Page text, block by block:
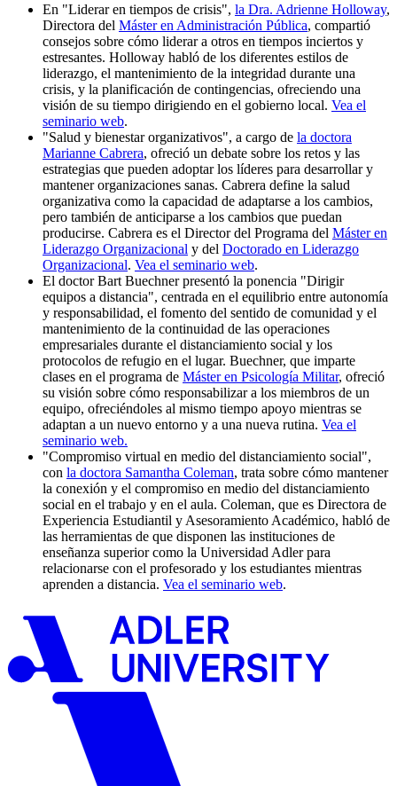
En "Liderar en tiempos de crisis", la Dra. Adrienne Holloway,
Directora del Máster en Administración Pública, compartió
consejos sobre cómo liderar a otros en tiempos inciertos y
estresantes. Holloway habló de los diferentes estilos de
liderazgo, el mantenimiento de la integridad durante una
crisis, y la planificación de contingencias, ofreciendo una
visión de su tiempo dirigiendo en el gobierno local. Vea el
seminario web.
"Salud y bienestar organizativos", a cargo de la doctora
Marianne Cabrera, ofreció un debate sobre los retos y las
estrategias que pueden adoptar los líderes para desarrollar y
mantener organizaciones sanas. Cabrera define la salud
organizativa como la capacidad de adaptarse a los cambios,
pero también de anticiparse a los cambios que puedan
producirse. Cabrera es el Director del Programa del Máster en
Liderazgo Organizacional y del Doctorado en Liderazgo
Organizacional. Vea el seminario web.
El doctor Bart Buechner presentó la ponencia "Dirigir
equipos a distancia", centrada en el equilibrio entre autonomía
y responsabilidad, el fomento del sentido de comunidad y el
mantenimiento de la continuidad de las operaciones
empresariales durante el distanciamiento social y los
protocolos de refugio en el lugar. Buechner, que imparte
clases en el programa de Máster en Psicología Militar, ofreció
su visión sobre cómo responsabilizar a los miembros de un
equipo, ofreciéndoles al mismo tiempo apoyo mientras se
adaptan a un nuevo entorno y a una nueva rutina. Vea el
seminario web.
"Compromiso virtual en medio del distanciamiento social",
con la doctora Samantha Coleman, trata sobre cómo mantener
la conexión y el compromiso en medio del distanciamiento
social en el trabajo y en el aula. Coleman, que es Directora de
Experiencia Estudiantil y Asesoramiento Académico, habló de
las herramientas de que disponen las instituciones de
enseñanza superior como la Universidad Adler para
relacionarse con el profesorado y los estudiantes mientras
aprenden a distancia. Vea el seminario web.